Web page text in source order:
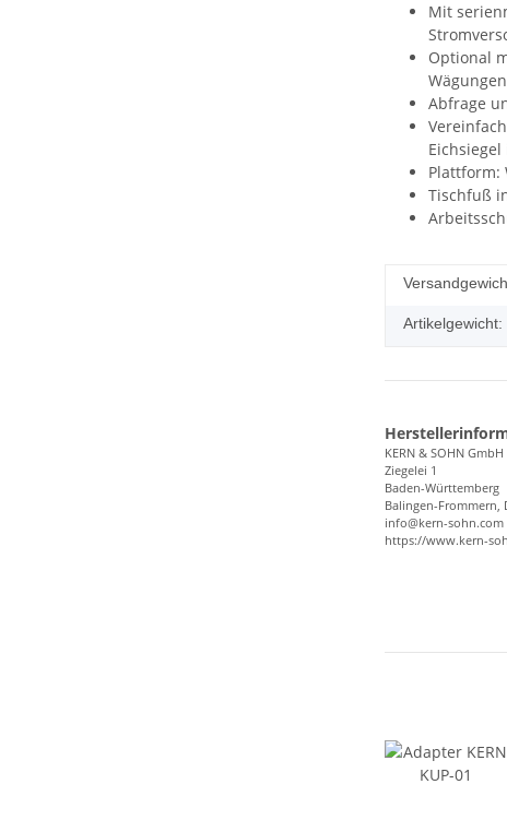
Mit
Optional
Abfrage
Plattform:
Tischfuß
Artikelgewicht:
KERN & SOHN GmbH
Ziegelei 1
Baden-Württemberg
Balingen-Frommern,
info@kern-sohn.com
https://www.kern-